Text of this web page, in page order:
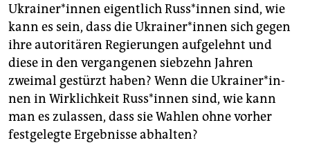
Ukrai­ne­r*in­nen eigentlich Rus­s*in­nen sind, wie
kann es sein, dass die Ukrai­ne­r*in­nen sich gegen
ihre autoritären Regierungen aufgelehnt und
diese in den vergangenen siebzehn Jahren
zweimal gestürzt haben? Wenn die Ukrai­ne­r*in­
nen in Wirklichkeit Rus­s*in­nen sind, wie kann
man es zulassen, dass sie Wahlen ohne vorher
festgelegte Ergebnisse abhalten?